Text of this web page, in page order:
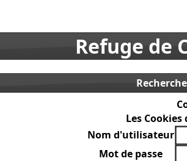
Refuge de
Les
Nom d'utilisateur
Mot de passe